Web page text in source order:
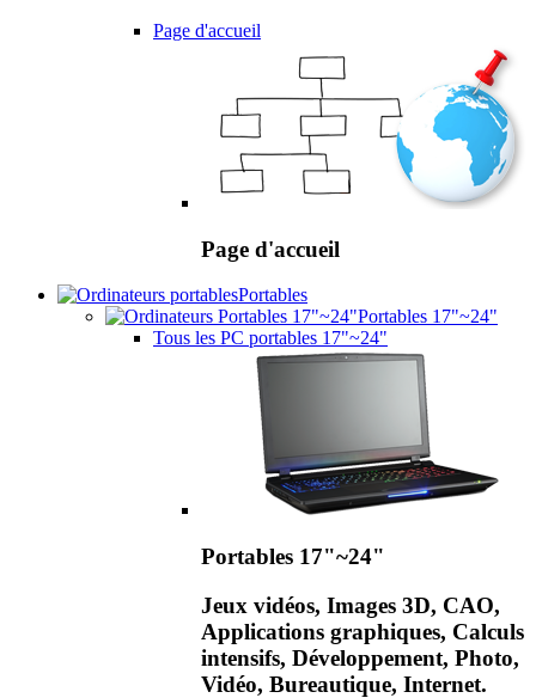
Page d'accueil
Page d'accueil
Portables
Portables 17"~24"
Tous les PC portables 17"~24"
Portables 17"~24"
Jeux vidéos, Images 3D, CAO,
Applications graphiques, Calculs
intensifs, Développement, Photo,
Vidéo, Bureautique, Internet.